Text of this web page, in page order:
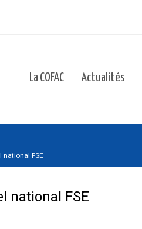
La COFAC Actualités
national FSE
national FSE